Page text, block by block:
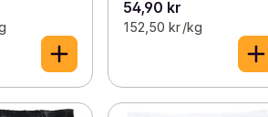
54,90 kr
152,50 kr /kg